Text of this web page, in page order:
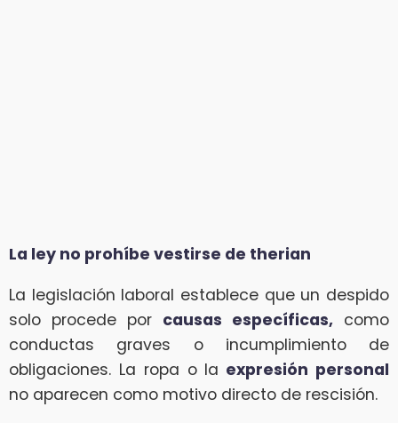
La ley no prohíbe vestirse de therian
La legislación laboral establece que un despido
solo procede por causas específicas, como
conductas graves o incumplimiento de
obligaciones. La ropa o la expresión personal
no aparecen como motivo directo de rescisión.